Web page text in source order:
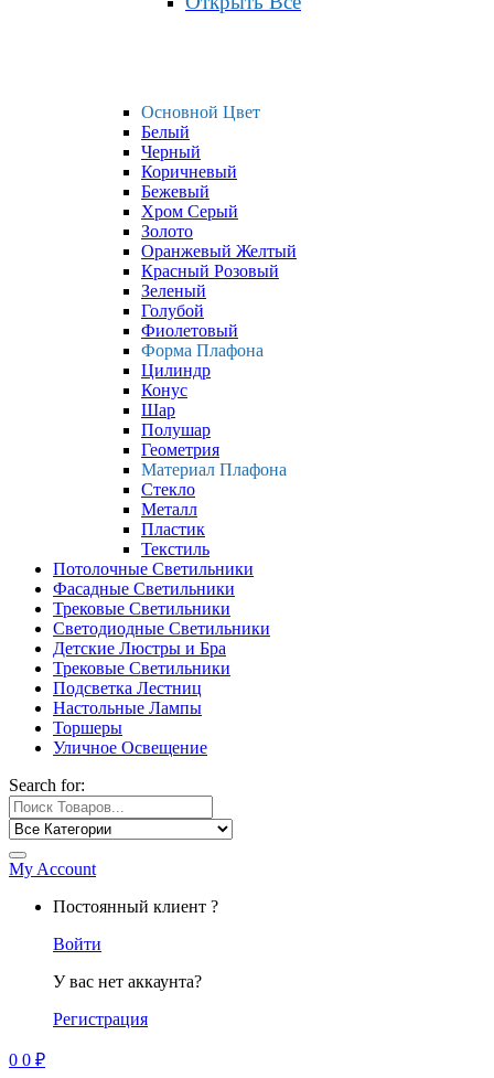
Основной Цвет
Белый
Черный
Коричневый
Бежевый
Хром Серый
Золото
Оранжевый Желтый
Красный Розовый
Зеленый
Голубой
Фиолетовый
Форма Плафона
Цилиндр
Конус
Шар
Полушар
Геометрия
Материал Плафона
Стекло
Металл
Пластик
Текстиль
Потолочные Светильники
Фасадные Светильники
Трековые Светильники
Светодиодные Светильники
Детские Люстры и Бра
Трековые Светильники
Подсветка Лестниц
Настольные Лампы
Торшеры
Уличное Освещение
Search for:
My Account
Постоянный клиент ?
Войти
У вас нет аккаунта?
Регистрация
0 0 ₽